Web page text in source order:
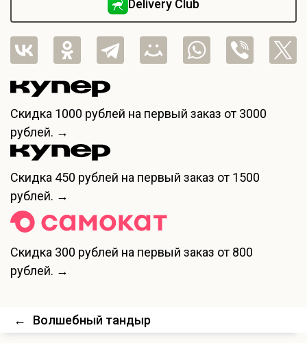
Delivery Club
Скидка 1000 рублей на первый заказ от 3000
рублей. →
Скидка 450 рублей на первый заказ от 1500
рублей. →
Скидка 300 рублей на первый заказ от 800
рублей. →
← Волшебный тандыр